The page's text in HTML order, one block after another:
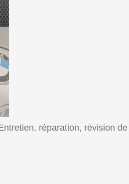
réparation, révision